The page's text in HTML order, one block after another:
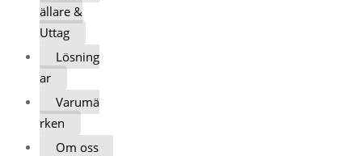
ällare &
Uttag
Lösning
ar
Varumä
rken
Om oss